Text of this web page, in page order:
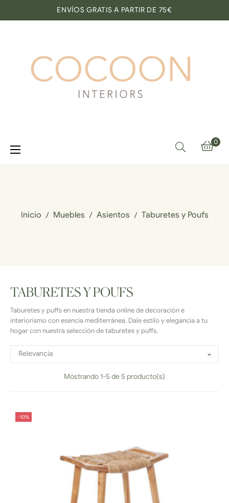
ENVÍOS GRATIS A PARTIR DE 75€
0
Navegación
de
☰
Inicio Muebles Asientos Taburetes y Poufs
TABURETES Y POUFS
Taburetes y puffs en nuestra tienda online de decoración e
interiorismo con esencia mediterránea. Dale estilo y elegancia a tu
hogar con nuestra selección de taburetes y puffs.
Relevancia 
Mostrando 1-5 de 5 producto(s)
-10%